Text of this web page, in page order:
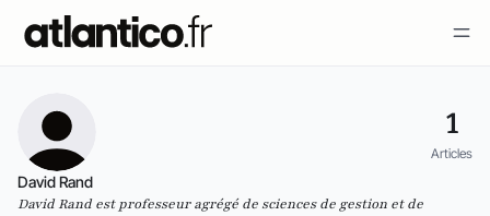
1
Articles
David Rand
David Rand est professeur agrégé de sciences de gestion et de